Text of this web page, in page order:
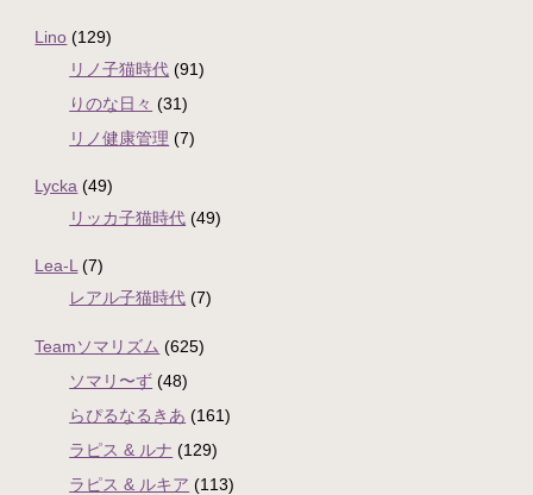
Lino (129)
リノ子猫時代 (91)
りのな日々 (31)
リノ健康管理 (7)
Lycka (49)
リッカ子猫時代 (49)
Lea-L (7)
レアル子猫時代 (7)
Teamソマリズム (625)
ソマリ〜ず (48)
らぴるなるきあ (161)
ラピス & ルナ (129)
ラピス & ルキア (113)